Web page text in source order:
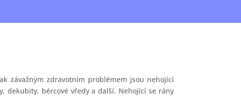
závažným zdravotním problémem jsou nehojící
dekubity, bércové vředy a další. Nehojící se rány